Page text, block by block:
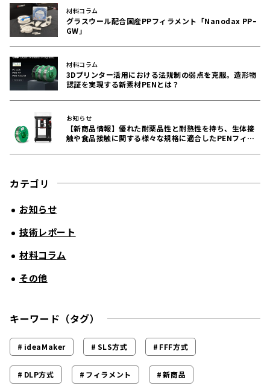
材料コラム
グラスウール配合国産PPフィラメント「Nanodax PPｰ
GW」
材料コラム
3Dプリンター活用における法規制の弱点を克服。造形物
認証を実現する新素材PENとは？
お知らせ
【新商品情報】優れた耐薬品性と耐熱性を持ち、生体接
触や食品接触に関する様々な規格に適合したPENフィラ
カテゴリ
お知らせ
技術レポート
材料コラム
その他
キーワード（タグ）
ideaMaker SLS方式 FFF方式
DLP方式 フィラメント 新商品